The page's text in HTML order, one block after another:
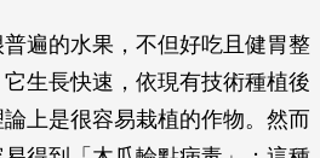
遍的水果，不但好吃且健胃整
生長快速，依現有技術種植後
上是很容易栽植的作物。然而